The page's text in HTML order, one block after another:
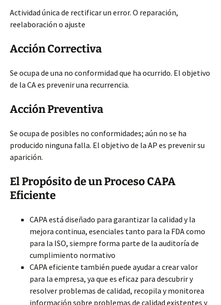
Actividad única de rectificar un error. O reparación,
reelaboración o ajuste
Acción Correctiva
Se ocupa de una no conformidad que ha ocurrido. El objetivo
de la CA es prevenir una recurrencia.
Acción Preventiva
Se ocupa de posibles no conformidades; aún no se ha
producido ninguna falla. El objetivo de la AP es prevenir su
aparición.
El Propósito de un Proceso CAPA
Eficiente
CAPA está diseñado para garantizar la calidad y la
mejora continua, esenciales tanto para la FDA como
para la ISO, siempre forma parte de la auditoría de
cumplimiento normativo
CAPA eficiente también puede ayudar a crear valor
para la empresa, ya que es eficaz para descubrir y
resolver problemas de calidad, recopila y monitorea
información sobre problemas de calidad existentes y